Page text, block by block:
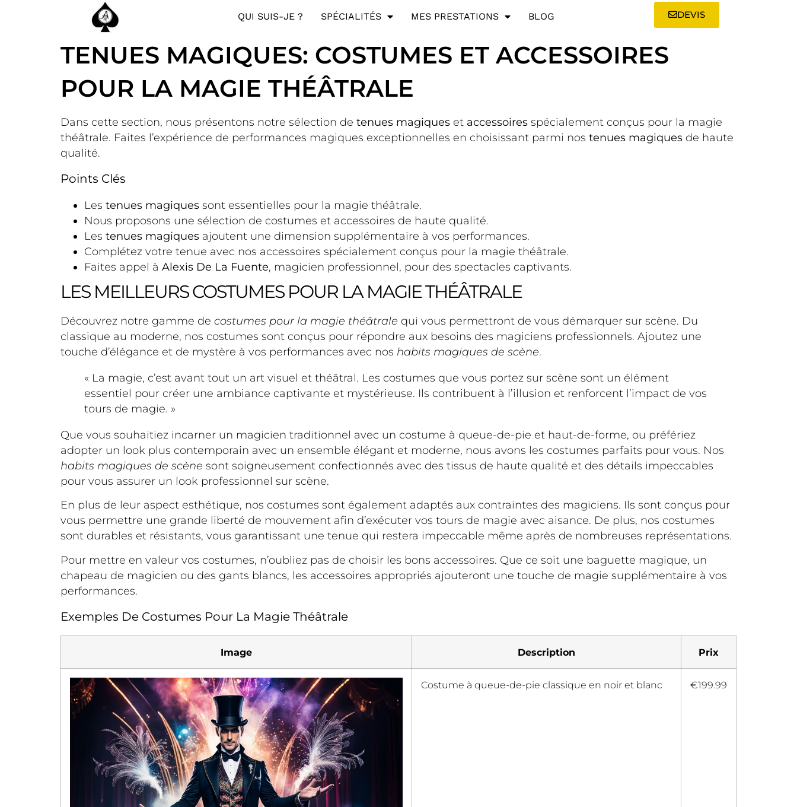
QUI SUIS-JE ? SPÉCIALITÉS MES PRESTATIONS BLOG DEVIS
TENUES MAGIQUES: COSTUMES ET ACCESSOIRES
POUR LA MAGIE THÉÂTRALE
Dans cette section, nous présentons notre sélection de tenues magiques et accessoires spécialement conçus pour la magie
théâtrale. Faites l’expérience de performances magiques exceptionnelles en choisissant parmi nos tenues magiques de haute
qualité.
Points Clés
Les tenues magiques sont essentielles pour la magie théâtrale.
Nous proposons une sélection de costumes et accessoires de haute qualité.
Les tenues magiques ajoutent une dimension supplémentaire à vos performances.
Complétez votre tenue avec nos accessoires spécialement conçus pour la magie théâtrale.
Faites appel à Alexis De La Fuente, magicien professionnel, pour des spectacles captivants.
LES MEILLEURS COSTUMES POUR LA MAGIE THÉÂTRALE
Découvrez notre gamme de costumes pour la magie théâtrale qui vous permettront de vous démarquer sur scène. Du
classique au moderne, nos costumes sont conçus pour répondre aux besoins des magiciens professionnels. Ajoutez une
touche d’élégance et de mystère à vos performances avec nos habits magiques de scène.
« La magie, c’est avant tout un art visuel et théâtral. Les costumes que vous portez sur scène sont un élément
essentiel pour créer une ambiance captivante et mystérieuse. Ils contribuent à l’illusion et renforcent l’impact de vos
tours de magie. »
Que vous souhaitiez incarner un magicien traditionnel avec un costume à queue-de-pie et haut-de-forme, ou préfériez
adopter un look plus contemporain avec un ensemble élégant et moderne, nous avons les costumes parfaits pour vous. Nos
habits magiques de scène sont soigneusement confectionnés avec des tissus de haute qualité et des détails impeccables
pour vous assurer un look professionnel sur scène.
En plus de leur aspect esthétique, nos costumes sont également adaptés aux contraintes des magiciens. Ils sont conçus pour
vous permettre une grande liberté de mouvement afin d’exécuter vos tours de magie avec aisance. De plus, nos costumes
sont durables et résistants, vous garantissant une tenue qui restera impeccable même après de nombreuses représentations.
Pour mettre en valeur vos costumes, n’oubliez pas de choisir les bons accessoires. Que ce soit une baguette magique, un
chapeau de magicien ou des gants blancs, les accessoires appropriés ajouteront une touche de magie supplémentaire à vos
performances.
Exemples De Costumes Pour La Magie Théâtrale
Image Description Prix
Costume à queue-de-pie classique en noir et blanc €199.99